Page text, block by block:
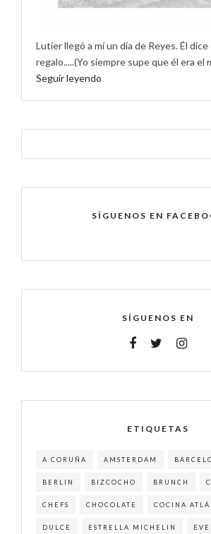
Lutier llegó a mí un día de Reyes. Él
regalo.....(Yo siempre supe que él era el
Seguir leyendo
SÍGUENOS EN
SÍGUENOS EN
ETIQUETAS
A CORUÑA AMSTERDAM
BERLIN BIZCOCHO BRUNCH
CHEFS CHOCOLATE COCINA
DULCE ESTRELLA MICHELIN